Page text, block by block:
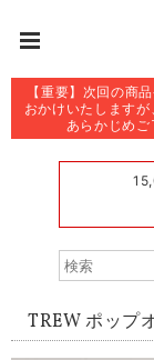
【重要】次回の商
おかけいたします
あらかじめご
TREW ポップ